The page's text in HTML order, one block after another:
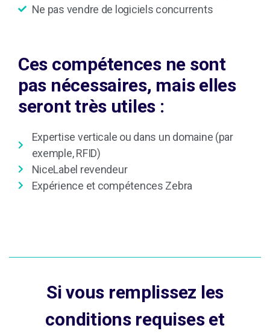
Ne pas vendre de logiciels concurrents
Ces compétences ne sont
pas nécessaires, mais elles
seront très utiles :
Expertise verticale ou dans un domaine (par
exemple, RFID)
NiceLabel revendeur
Expérience et compétences Zebra
Si vous remplissez les
conditions requises et